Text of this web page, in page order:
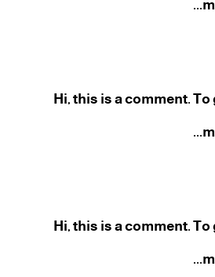
Hi, this is a comment.
Hi, this is a comment.